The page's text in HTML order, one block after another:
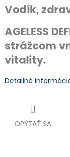
Vodík,
AGELESS
strážcom
vitality.
Detailné
OPÝTAŤ SA